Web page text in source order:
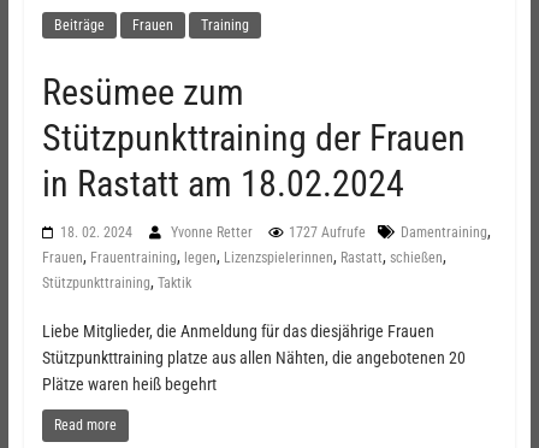
Beiträge Frauen Training
Resümee zum
Stützpunkttraining der Frauen
in Rastatt am 18.02.2024
18. 02. 2024 Yvonne Retter 1727 Aufrufe Damentraining,
Frauen, Frauentraining, legen, Lizenzspielerinnen, Rastatt, schießen,
Stützpunkttraining, Taktik
Liebe Mitglieder, die Anmeldung für das diesjährige Frauen
Stützpunkttraining platze aus allen Nähten, die angebotenen 20
Plätze waren heiß begehrt
Read more